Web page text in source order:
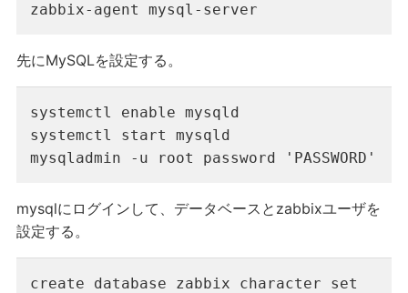
zabbix-agent mysql-server
先にMySQLを設定する。
systemctl enable mysqld
systemctl start mysqld
mysqladmin -u root password 'PASSWORD'
mysqlにログインして、データベースとzabbixユーザを
設定する。
create database zabbix character set